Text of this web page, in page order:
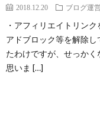
2018.12.20 ブログ運
・アフィリエイトリン
アドブロック等を解除
たわけですが、せっか
思いま […]